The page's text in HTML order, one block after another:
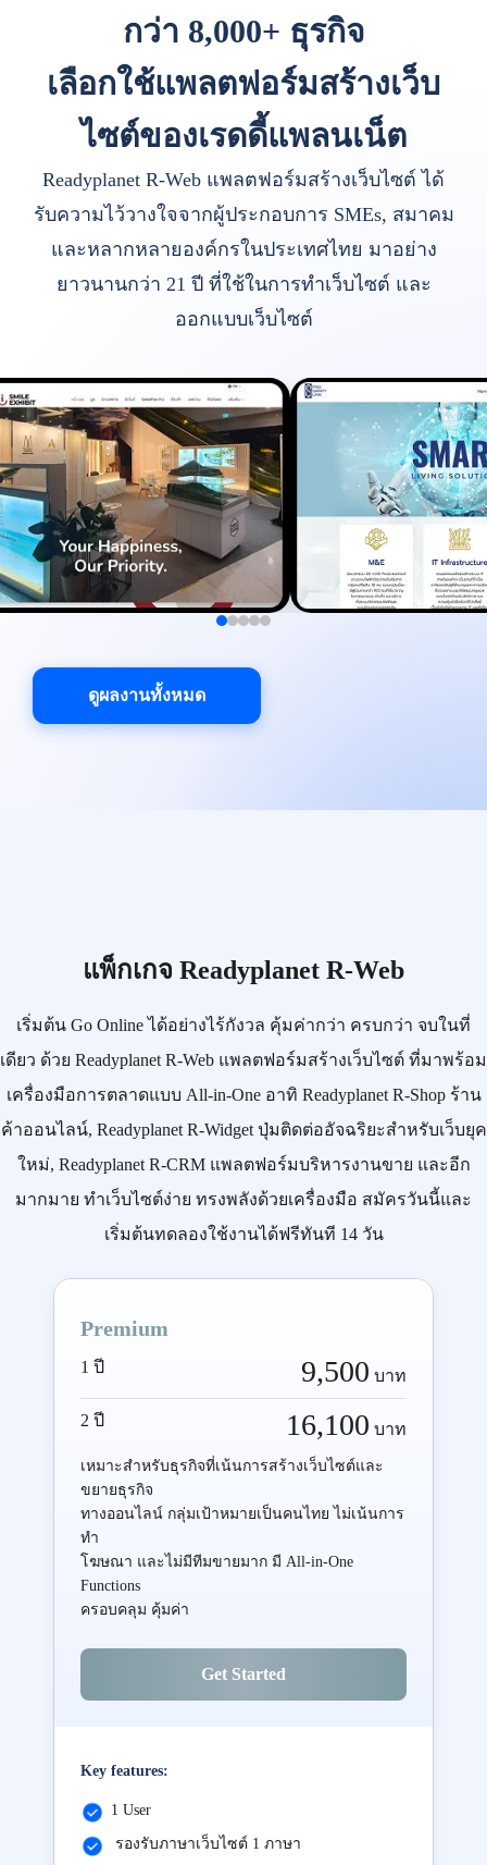
กว่า 8,000+ ธุรกิจ
เลือกใช้แพลตฟอร์มสร้างเว็บ
ไซต์ของเรดดี้แพลนเน็ต
Readyplanet R-Web แพลตฟอร์มสร้างเว็บไซต์ ได้
รับความไว้วางใจจากผู้ประกอบการ SMEs, สมาคม
และหลากหลายองค์กรในประเทศไทย มาอย่าง
ยาวนานกว่า 21 ปี ที่ใช้ในการทำเว็บไซต์ และ
ออกแบบเว็บไซต์
ดูผลงานทั้งหมด
แพ็กเกจ Readyplanet R-Web
เริ่มต้น Go Onlineได้อย่างไร้กังวล คุ้มค่ากว่า ครบกว่า จบในที่
เดียว ด้วย Readyplanet R-Web แพลตฟอร์มสร้างเว็บไซต์ ที่มาพร้อม
เครื่องมือการตลาดแบบ All-in-Oneอาทิ Readyplanet R-Shopร้าน
ค้าออนไลน์, Readyplanet R-Widgetปุ่มติดต่ออัจฉริยะสำหรับเว็บยุค
ใหม่, Readyplanet R-CRMแพลตฟอร์มบริหารงานขาย และอีก
มากมาย ทำเว็บไซต์ง่าย ทรงพลังด้วยเครื่องมือ สมัครวันนี้และ
เริ่มต้นทดลองใช้งานได้ฟรีทันที 14 วัน
Premium
1 ปี 9,500 บาท
2 ปี 16,100 บาท
เหมาะสำหรับธุรกิจที่เน้นการสร้างเว็บไซต์และ
ขยายธุรกิจ
ทางออนไลน์ กลุ่มเป้าหมายเป็นคนไทย ไม่เน้นการ
ทำ
โฆษณา และไม่มีทีมขายมาก มี All-in-One
Functions
ครอบคลุม คุ้มค่า
Get Started
Key features:
1 User
รองรับภาษาเว็บไซต์ 1 ภาษา